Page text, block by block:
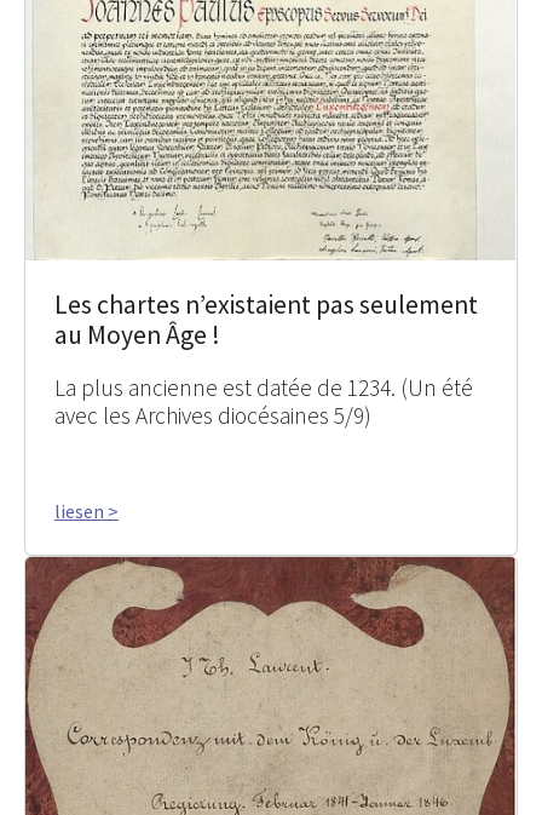
Les chartes n’existaient pas seulement
au Moyen Âge !
La plus ancienne est datée de 1234. (Un été
avec les Archives diocésaines 5/9)
liesen >